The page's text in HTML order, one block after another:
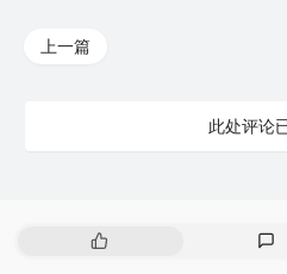
上一篇
此处评论
热